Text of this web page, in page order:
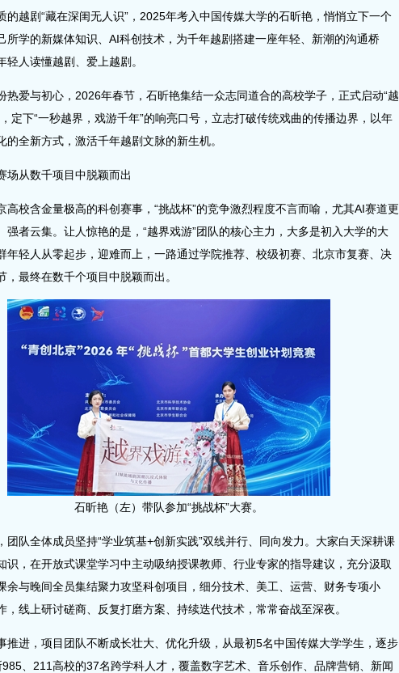
越剧“藏在深闺无人识”，2025年考入中国传媒大学的石昕艳，悄悄立下一个
所学的新媒体知识、AI科创技术，为千年越剧搭建一座年轻、新潮的沟通桥
轻人读懂越剧、爱上越剧。
爱与初心，2026年春节，石昕艳集结一众志同道合的高校学子，正式启动“越
定下“一秒越界，戏游千年”的响亮口号，立志打破传统戏曲的传播边界，以年
的全新方式，激活千年越剧文脉的新生机。
从数千项目中脱颖而出
校含金量极高的科创赛事，“挑战杯”的竞争激烈程度不言而喻，尤其AI赛道更
强者云集。让人惊艳的是，“越界戏游”团队的核心主力，大多是初入大学的大
年轻人从零起步，迎难而上，一路通过学院推荐、校级初赛、北京市复赛、决
，最终在数千个项目中脱颖而出。
石昕艳（左）带队参加“挑战杯”大赛。
队全体成员坚持“学业筑基+创新实践”双线并行、同向发力。大家白天深耕课
识，在开放式课堂学习中主动吸纳授课教师、行业专家的指导建议，充分汲取
余与晚间全员集结聚力攻坚科创项目，细分技术、美工、运营、财务专项小
，线上研讨磋商、反复打磨方案、持续迭代技术，常常奋战至深夜。
进，项目团队不断成长壮大、优化升级，从最初5名中国传媒大学学生，逐步
、211高校的37名跨学科人才，覆盖数字艺术、音乐创作、品牌营销、新闻